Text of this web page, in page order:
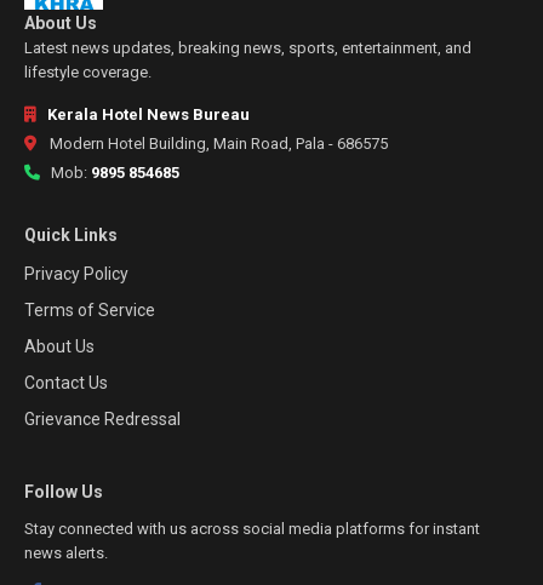
About Us
Latest news updates, breaking news, sports, entertainment, and
lifestyle coverage.
Kerala Hotel News Bureau
Modern Hotel Building, Main Road, Pala - 686575
Mob: 9895 854685
Quick Links
Privacy Policy
Terms of Service
About Us
Contact Us
Grievance Redressal
Follow Us
Stay connected with us across social media platforms for instant
news alerts.